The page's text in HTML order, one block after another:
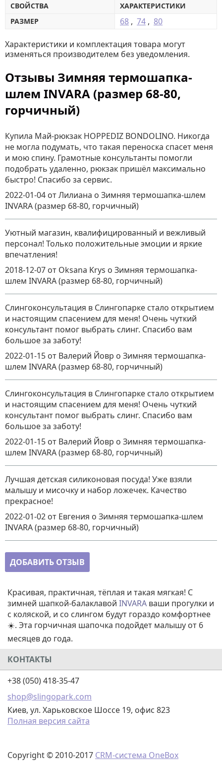
СВОЙСТВА
ХАРАКТЕРИСТИКИ
РАЗМЕР
68 , 74 , 80
Характеристики и комплектация товара могут
изменяться производителем без уведомления.
Отзывы Зимняя термошапка-
шлем INVARA (размер 68-80,
горчичный)
Купила Май-рюкзак HOPPEDIZ BONDOLINO. Никогда
не могла подумать, что такая переноска спасет меня
и мою спину. Грамотные консультанты помогли
подобрать удаленно, рюкзак пришёл максимально
быстро! Спасибо за сервис.
2022-01-04 от Лилиана о Зимняя термошапка-шлем
INVARA (размер 68-80, горчичный)
Уютный магазин, квалифицированный и вежливый
персонал! Только положительные эмоции и яркие
впечатления!
2018-12-07 от Oksana Krys о Зимняя термошапка-
шлем INVARA (размер 68-80, горчичный)
Слингоконсультация в Слингопарке стало открытием
и настоящим спасением для меня! Очень чуткий
консультант помог выбрать слинг. Спасибо вам
большое за заботу!
2022-01-15 от Валерий Йовр о Зимняя термошапка-
шлем INVARA (размер 68-80, горчичный)
Слингоконсультация в Слингопарке стало открытием
и настоящим спасением для меня! Очень чуткий
консультант помог выбрать слинг. Спасибо вам
большое за заботу!
2022-01-15 от Валерий Йовр о Зимняя термошапка-
шлем INVARA (размер 68-80, горчичный)
Лучшая детская силиконовая посуда! Уже взяли
малышу и мисочку и набор ложечек. Качество
прекрасное!
2022-01-02 от Евгения о Зимняя термошапка-шлем
INVARA (размер 68-80, горчичный)
ДОБАВИТЬ ОТЗЫВ
Красивая, практичная, тёплая и такая мягкая! С
зимней шапкой-балаклавой INVARA ваши прогулки и
с коляской, и со слингом будут гораздо комфортнее
☀️. Эта горчичная шапочка подойдет малышу от 6
месяцев до года.
КОНТАКТЫ
+38 (050) 418-35-47
shop@slingopark.com
Киев, ул. Харьковское Шоссе 19, офис 823
Полная версия сайта
Copyright © 2010-2017 CRM-система OneBox